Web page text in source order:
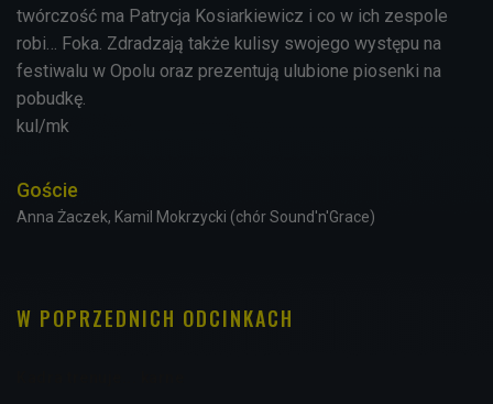
twórczość ma Patrycja Kosiarkiewicz i co w ich zespole
robi… Foka. Zdradzają także kulisy swojego występu na
festiwalu w Opolu oraz prezentują ulubione piosenki na
pobudkę.
kul/mk
Goście
Anna Żaczek, Kamil Mokrzycki (chór Sound'n'Grace)
W POPRZEDNICH ODCINKACH